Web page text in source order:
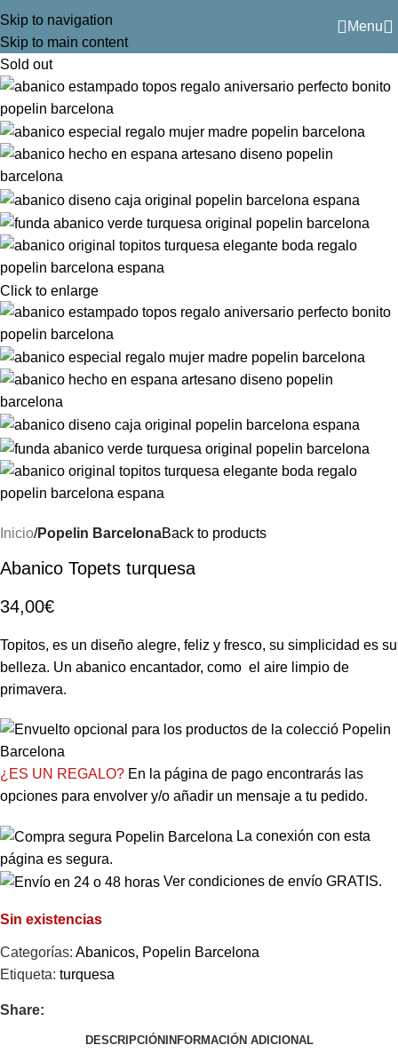
Skip to navigation
Skip to main content
Menu
Sold out
Click to enlarge
Inicio Popelin BarcelonaBack to products
Abanico Topets turquesa
34,00€
Topitos, es un diseño alegre, feliz y fresco, su simplicidad es su
belleza. Un abanico encantador, como el aire limpio de
primavera.
¿ES UN REGALO? En la página de pago encontrarás las
opciones para envolver y/o añadir un mensaje a tu pedido.
La conexión con esta
página es segura.
Ver condiciones de envío GRATIS.
Sin existencias
Categorías: Abanicos, Popelin Barcelona
Etiqueta: turquesa
Share:
DESCRIPCIÓNINFORMACIÓN ADICIONAL